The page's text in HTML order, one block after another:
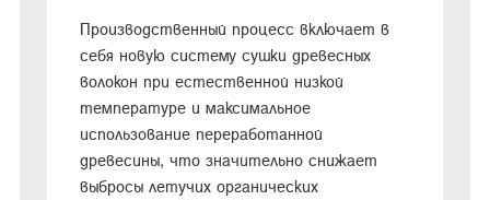
Производственный процесс включает в
себя новую систему сушки древесных
волокон при естественной низкой
температуре и максимальное
использование переработанной
древесины, что значительно снижает
выбросы летучих органических